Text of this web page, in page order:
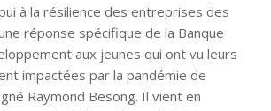
à la résilience des entreprises des
réponse spécifique de la Banque
aux jeunes qui ont vu leurs
impactées par la pandémie de
Raymond Besong. Il vient en